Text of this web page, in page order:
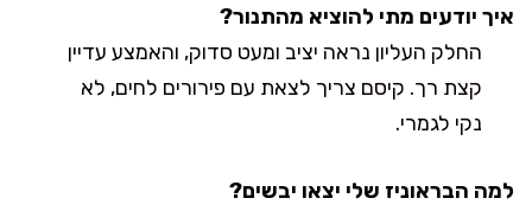
איך יודעים מתי להוציא מהתנור?
החלק העליון נראה יציב ומעט סדוק, והאמצע עדיין
קצת רך. קיסם צריך לצאת עם פירורים לחים, לא
נקי לגמרי.
למה הבראוניז שלי יצאו יבשים?